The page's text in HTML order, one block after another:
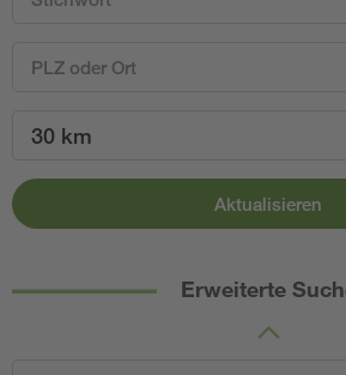
30 km
Aktualisieren
Erweiterte